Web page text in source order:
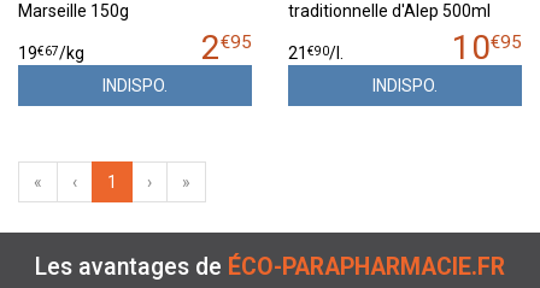
Marseille 150g
2€95
19€67/kg
INDISPO.
traditionnelle d'Alep 500ml
10€95
21 €90/
INDISPO.
« ‹ 1 › »
Les avantages de ÉCO-PARAPHARMACIE.FR